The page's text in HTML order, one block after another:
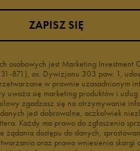
osobowych jest Marketing Investment
871), os. Dywizjonu 303 paw. 1,
w prawnie uzasadnionym
uważa się marketing produktów i usług
zgadzasz się na otrzymywanie
jest dobrowolne, aczkolwiek
Każdy ma prawo do zgłoszenia
żądania dostępu do danych,
oraz prawo wniesienia skargi
ZAPISZ SIĘ